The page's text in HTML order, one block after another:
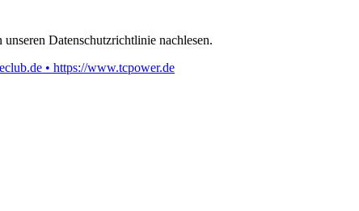
Datenschutzrichtlinie nachlesen.
• https://www.tcpower.de